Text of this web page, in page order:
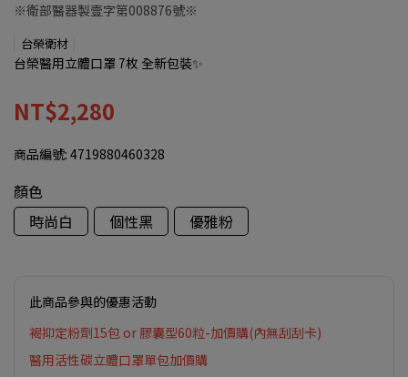
※衛部醫器製壹字第008876號※
台榮衛材
台榮醫用立體口罩 7枚 全新包裝✨
NT$2,280
商品編號: 4719880460328
顏色
時尚白
個性黑 優雅粉
此商品參與的優惠活動
褐抑定粉劑15包 or 膠囊型60粒-加價購(內無刮刮卡)
醫用活性碳立體口罩單包加價購